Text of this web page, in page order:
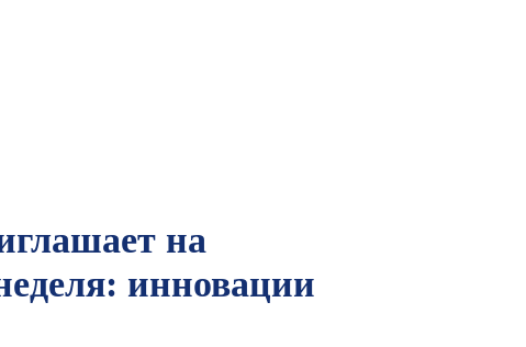
на
инновации